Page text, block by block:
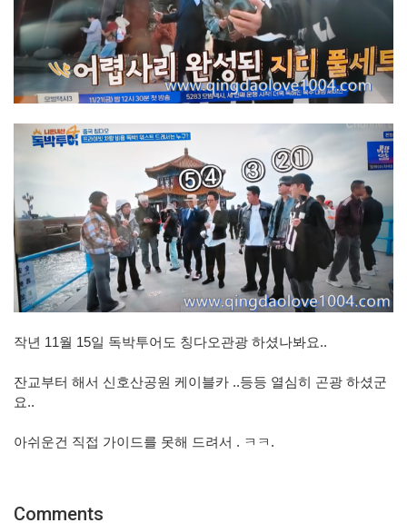
작년 11월 15일 독박투어도 칭다오관광 하셨나봐요..
잔교부터 해서 신호산공원 케이블카 ..등등 열심히 곤광 하셨군
요..
아쉬운건 직접 가이드를 못해 드려서 . ㅋㅋ.
Comments